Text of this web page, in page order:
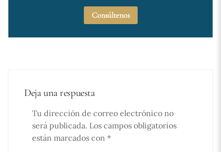
Consúltenos
Deja una respuesta
Tu dirección de correo electrónico no
será publicada. Los campos obligatorios
están marcados con *